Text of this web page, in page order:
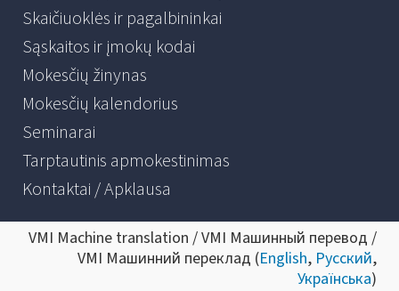
Skaičiuoklės ir pagalbininkai
Sąskaitos ir įmokų kodai
Mokesčių žinynas
Mokesčių kalendorius
Seminarai
Tarptautinis apmokestinimas
Kontaktai / Apklausa
VMI Machine translation / VMI Машинный перевод /
VMI Машинний переклад (English, Русский,
Українська)